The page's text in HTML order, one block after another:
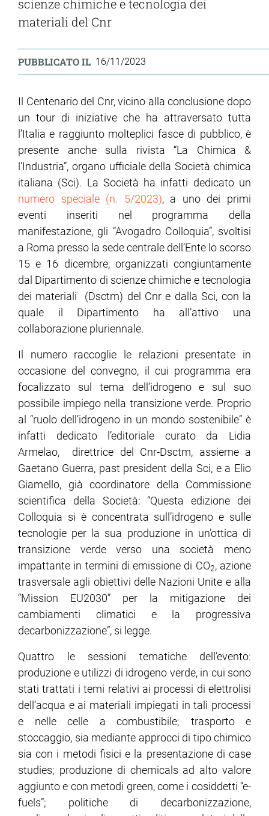
scienze chimiche e tecnologia dei
materiali del Cnr
PUBBLICATO IL 16/11/2023
Il Centenario del Cnr, vicino alla conclusione dopo
un tour di iniziative che ha attraversato tutta
l’Italia e raggiunto molteplici fasce di pubblico, è
presente anche sulla rivista “La Chimica &
l’Industria”, organo ufficiale della Società chimica
italiana (Sci). La Società ha infatti dedicato un
numero speciale (n. 5/2023), a uno dei primi
eventi inseriti nel programma della
manifestazione, gli “Avogadro Colloquia”, svoltisi
a Roma presso la sede centrale dell’Ente lo scorso
15 e 16 dicembre, organizzati congiuntamente
dal Dipartimento di scienze chimiche e tecnologia
dei materiali (Dsctm) del Cnr e dalla Sci, con la
quale il Dipartimento ha all’attivo una
collaborazione pluriennale.
Il numero raccoglie le relazioni presentate in
occasione del convegno, il cui programma era
focalizzato sul tema dell’idrogeno e sul suo
possibile impiego nella transizione verde. Proprio
al “ruolo dell’idrogeno in un mondo sostenibile” è
infatti dedicato l’editoriale curato da Lidia
Armelao, direttrice del Cnr-Dsctm, assieme a
Gaetano Guerra, past president della Sci, e a Elio
Giamello, già coordinatore della Commissione
scientifica della Società: “Questa edizione dei
Colloquia si è concentrata sull’idrogeno e sulle
tecnologie per la sua produzione in un’ottica di
transizione verde verso una società meno
impattante in termini di emissione di CO2, azione
trasversale agli obiettivi delle Nazioni Unite e alla
“Mission EU2030” per la mitigazione dei
cambiamenti climatici e la progressiva
decarbonizzazione”, si legge.
Quattro le sessioni tematiche dell’evento:
produzione e utilizzi di idrogeno verde, in cui sono
stati trattati i temi relativi ai processi di elettrolisi
dell’acqua e ai materiali impiegati in tali processi
e nelle celle a combustibile; trasporto e
stoccaggio, sia mediante approcci di tipo chimico
sia con i metodi fisici e la presentazione di case
studies; produzione di chemicals ad alto valore
aggiunto e con metodi green, come i cosiddetti “e-
fuels”; politiche di decarbonizzazione,